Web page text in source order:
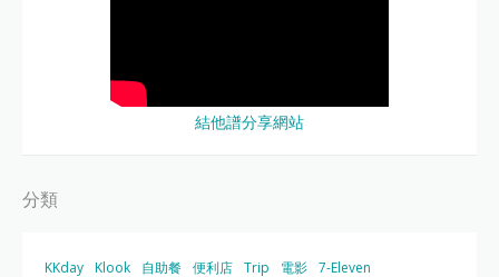
結他譜分享網站
分類
KKday Klook 自助餐 便利店 Trip 電影 7-Eleven